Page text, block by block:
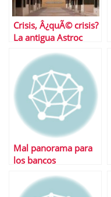
Crisis, Â¿quÃ© crisis?
La antigua Astroc
8% mÃ¡s caro
Mal panorama para
los bancos